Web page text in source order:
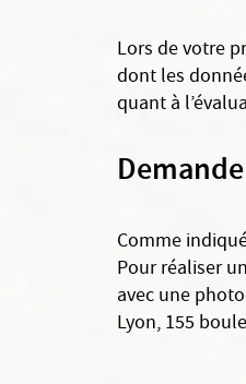
Lors de votre
dont les
quant à
Comme
Pour réaliser
avec une
Lyon, 155